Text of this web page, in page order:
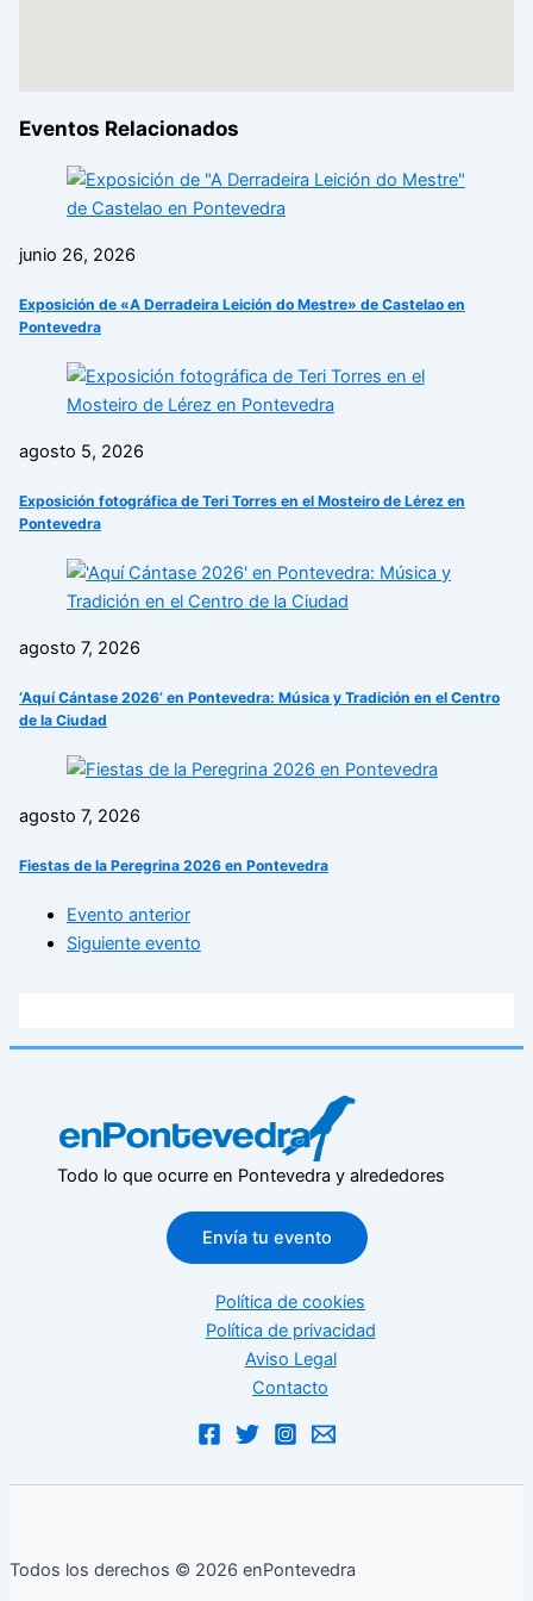
Eventos Relacionados
junio 26, 2026
Exposición de «A Derradeira Leición do Mestre» de Castelao en
Pontevedra
agosto 5, 2026
Exposición fotográfica de Teri Torres en el Mosteiro de Lérez en
Pontevedra
agosto 7, 2026
‘Aquí Cántase 2026’ en Pontevedra: Música y Tradición en el Centro
de la Ciudad
agosto 7, 2026
Fiestas de la Peregrina 2026 en Pontevedra
Evento anterior
Siguiente evento
Todo lo que ocurre en Pontevedra y alrededores
Envía tu evento
Política de cookies
Política de privacidad
Aviso Legal
Contacto
Todos los derechos © 2026 enPontevedra